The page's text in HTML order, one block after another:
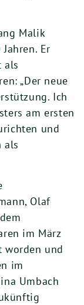
Malik
Er
als
„Der neue
Ich
am ersten
und
als
Olaf
im März
worden und
im
Umbach